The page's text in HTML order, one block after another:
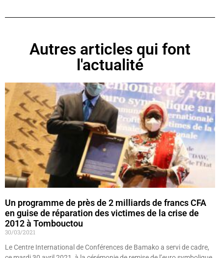
Autres articles qui font
l'actualité
Un programme de près de 2 milliards de francs CFA
en guise de réparation des victimes de la crise de
2012 à Tombouctou
30/03/2021
Le Centre International de Conférences de Bamako a servi de cadre,